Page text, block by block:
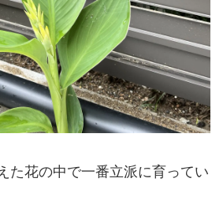
た花の中で一番立派に育ってい